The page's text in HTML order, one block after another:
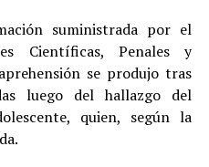
suministrada por el
Científicas, Penales y
se produjo tras
luego del hallazgo del
quien, según la